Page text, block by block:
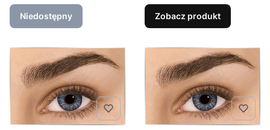
Niedostępny Zobacz produkt